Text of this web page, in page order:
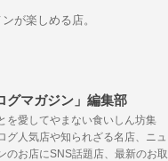
が楽しめる店。
グマガジン」編集部
を愛してやまない食いしん坊集
グ人気店や知られざる名店、ニュ
のお店にSNS話題店、最新のお取